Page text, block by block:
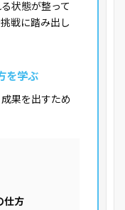
状態が整って
戦に踏み出し
を学ぶ
果を出すため
仕方